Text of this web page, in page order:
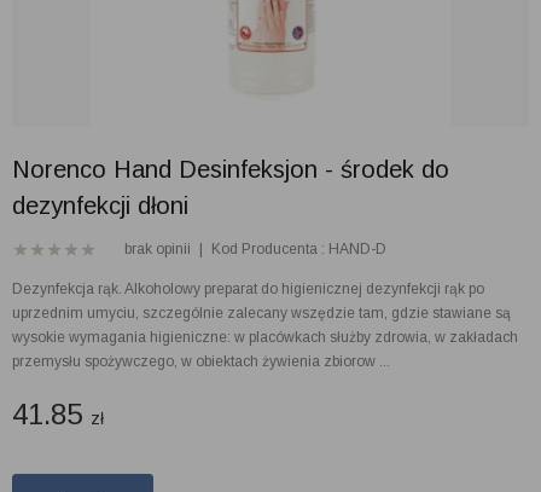
Norenco Hand Desinfeksjon - środek do
dezynfekcji dłoni
brak opinii Kod Producenta : HAND-D
Dezynfekcja rąk. Alkoholowy preparat do higienicznej dezynfekcji rąk po
uprzednim umyciu, szczególnie zalecany wszędzie tam, gdzie stawiane są
wysokie wymagania higieniczne: w placówkach służby zdrowia, w zakładach
przemysłu spożywczego, w obiektach żywienia zbiorow ...
41.85 zł